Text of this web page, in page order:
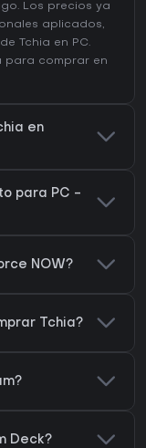
Los precios ya
aplicados,
Tchia en PC.
para comprar en
en
para PC -
NOW?
Tchia?
Deck?